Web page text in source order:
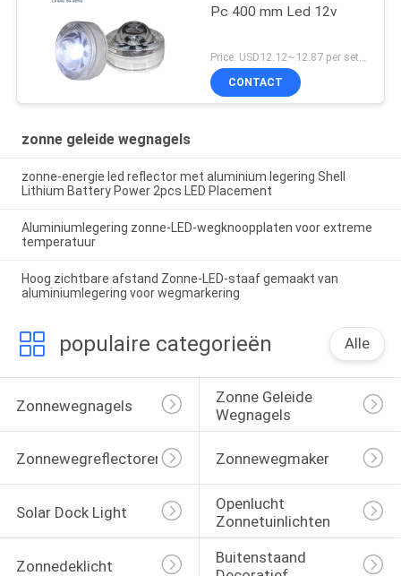
Pc 400 mm Led 12v
CONTACT
zonne geleide wegnagels
zonne-energie led reflector met aluminium legering Shell
Lithium Battery Power 2pcs LED Placement
Aluminiumlegering zonne-LED-wegknoopplaten voor extreme
temperatuur
Hoog zichtbare afstand Zonne-LED-staaf gemaakt van
aluminiumlegering voor wegmarkering
populaire categorieën Alle
Zonnewegnagels
Zonne Geleide
Wegnagels
Zonnewegreflectoren Zonnewegmaker
Solar Dock Light
Openlucht
Zonnetuinlichten
Zonnedeklicht
Buitenstaand